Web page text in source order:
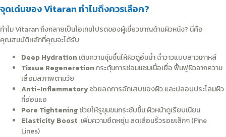
จุดเด่นของ Vitaran ทำไมถึงควรเลือก?
ทำไม Vitaran ถึงกลายเป็นไอเทมโปรดของผู้เชี่ยวชาญด้านผิวหนัง? นี่คือ
คุณสมบัติหลักที่คุณจะได้รับ
Deep Hydration เติมความชุ่มชื้นให้ผิวดูอิ่มน้ำ ฉ่ำวาวแบบสาวเกาหลี
Tissue Regenerationกระตุ้นการซ่อมแซมเนื้อเยื่อ ฟื้นฟูผิวจากความ
เสื่อมสภาพตามวัย
Anti-Inflammatoryช่วยลดการอักเสบของผิว และปลอบประโลมผิว
ที่อ่อนแอ
Pore Tighteningช่วยให้รูขุมขนกระชับขึ้น ผิวหน้าดูเรียบเนียน
Elasticity Boost เพิ่มความยืดหยุ่น ลดเลือนริ้วรอยเล็กๆ (Fine
Lines)